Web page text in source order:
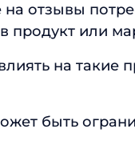
отзывы
продукт или
на
быть